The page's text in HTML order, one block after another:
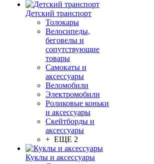
Детский транспорт
Толокары
Велосипеды,
беговелы и
сопутствующие
товары
Самокаты и
аксессуары
Веломобили
Электромобили
Роликовые коньки
и аксессуары
Скейтборды и
аксессуары
+ ЕЩЕ 2
Куклы и аксессуары